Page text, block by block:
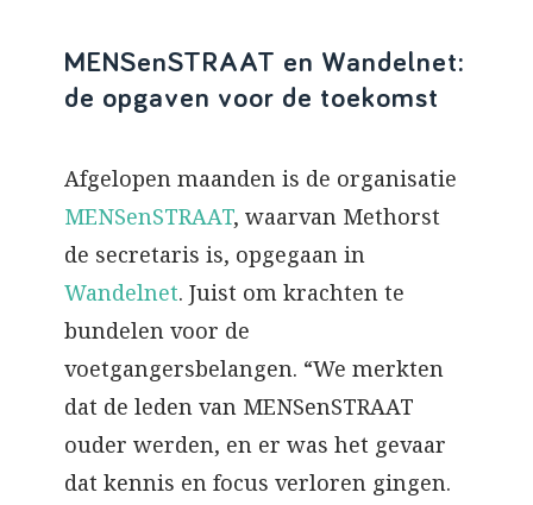
MENSenSTRAAT en Wandelnet:
de opgaven voor de toekomst
Afgelopen maanden is de organisatie
MENSenSTRAAT, waarvan Methorst
de secretaris is, opgegaan in
Wandelnet. Juist om krachten te
bundelen voor de
voetgangersbelangen. “We merkten
dat de leden van MENSenSTRAAT
ouder werden, en er was het gevaar
dat kennis en focus verloren gingen.